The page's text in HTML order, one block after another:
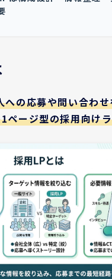
への応募や問い合わ
ページ型の採用向け